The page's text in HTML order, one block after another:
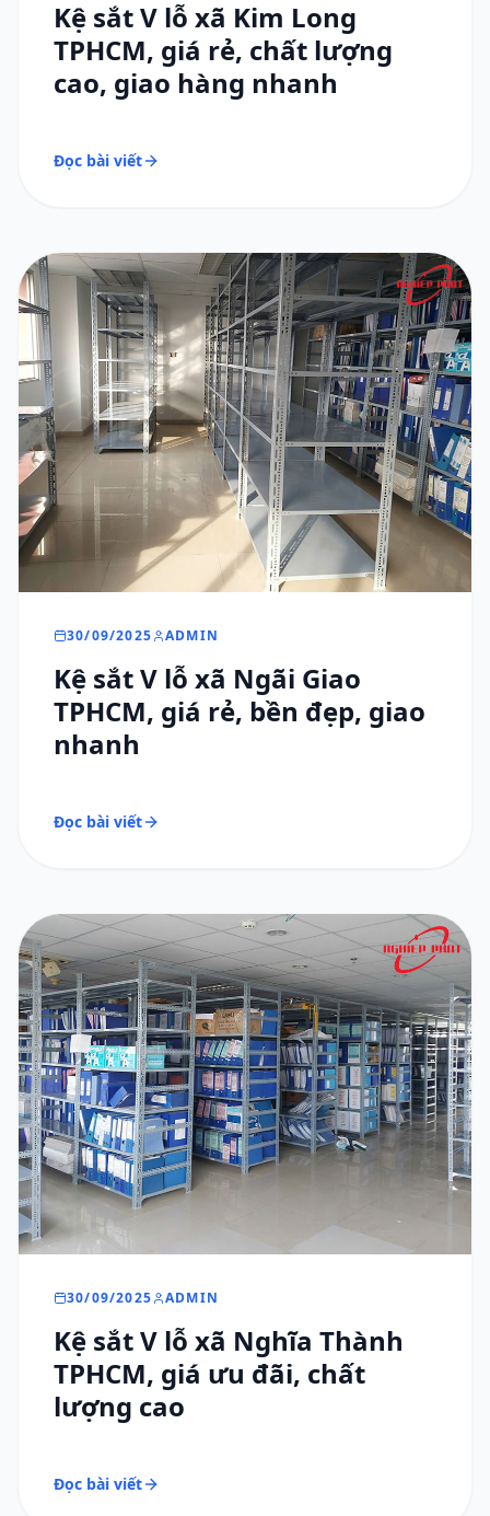
Kệ sắt V lỗ xã Kim Long
TPHCM, giá rẻ, chất lượng
cao, giao hàng nhanh
Đọc bài viết
30/09/2025 ADMIN
Kệ sắt V lỗ xã Ngãi Giao
TPHCM, giá rẻ, bền đẹp, giao
nhanh
Đọc bài viết
30/09/2025 ADMIN
Kệ sắt V lỗ xã Nghĩa Thành
TPHCM, giá ưu đãi, chất
lượng cao
Đọc bài viết